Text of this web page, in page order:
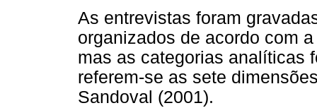
As entrevistas foram
organizados de acordo com
mas as categorias analíticas
referem-se as sete
Sandoval (2001).